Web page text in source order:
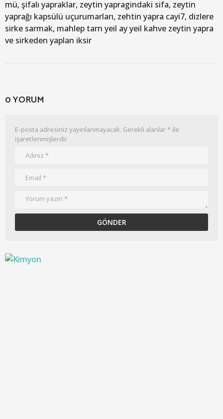
mü, şifalı yapraklar, zeytin yapragindaki sifa, zeytin
yaprağı kapsülü uçurumarları, zehtin yapra cayi7, dizlere
sirke sarmak, mahlep tarn yeil ay yeil kahve zeytin yapra
ve sirkeden yaplan iksir
0 YORUM
E-posta adresiniz yayınlanmayacak. Gerekli alanlar* ile
işaretlenmişlerdir